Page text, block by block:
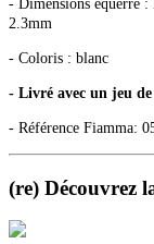
- Dimensions équerre
2.3mm
- Coloris : blanc
- Livré avec un jeu
- Référence Fiamma:
(re) Découvrez